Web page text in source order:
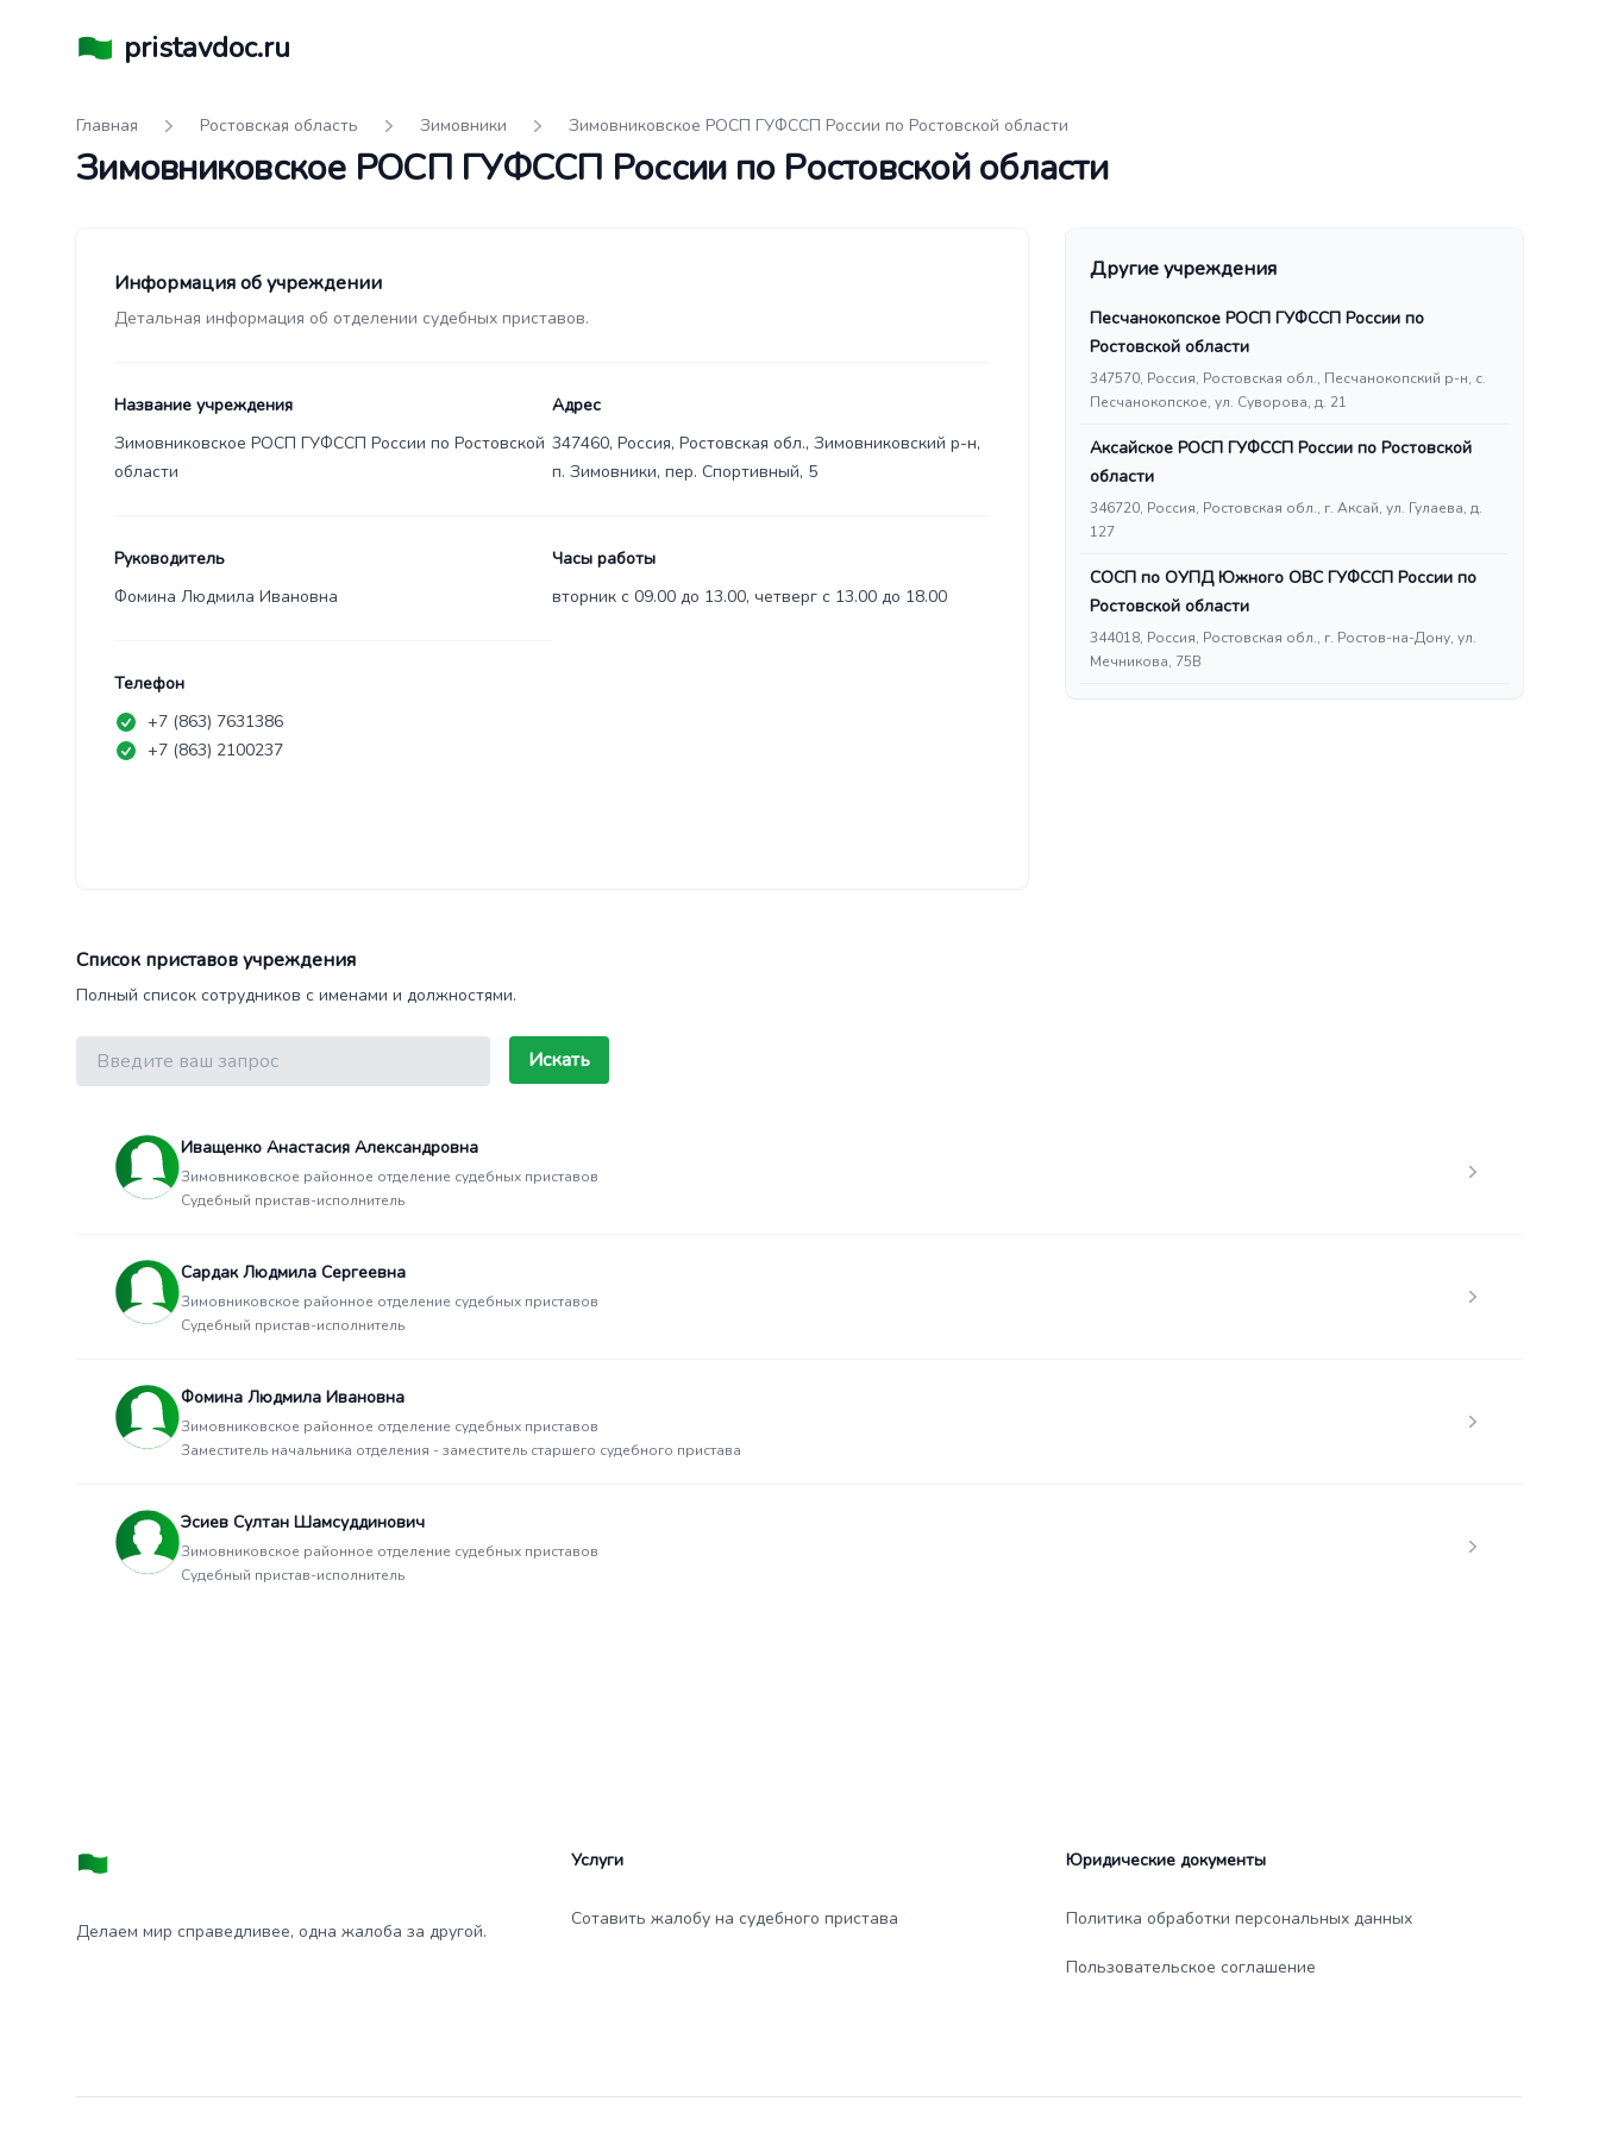
pristavdoc.ru
Главная Ростовская область Зимовники Зимовниковское РОСП ГУФССП России по Ростовской области
Зимовниковское РОСП ГУФССП России по Ростовской области
Информация об учреждении
Детальная информация об отделении судебных приставов.
Название учреждения
Зимовниковское РОСП ГУФССП России по Ростовской
области
Адрес
347460, Россия, Ростовская обл., Зимовниковский р-н,
п. Зимовники, пер. Спортивный, 5
Руководитель
Фомина Людмила Ивановна
Часы работы
вторник с 09.00 до 13.00, четверг с 13.00 до 18.00
Телефон
+7 (863) 7631386
+7 (863) 2100237
Другие учреждения
Песчанокопское РОСП ГУФССП России по
Ростовской области
347570, Россия, Ростовская обл., Песчанокопский р-н, с.
Песчанокопское, ул. Суворова, д. 21
Аксайское РОСП ГУФССП России по Ростовской
области
346720, Россия, Ростовская обл., г. Аксай, ул. Гулаева, д.
127
СОСП по ОУПД Южного ОВС ГУФССП России по
Ростовской области
344018, Россия, Ростовская обл., г. Ростов-на-Дону, ул.
Мечникова, 75В
Список приставов учреждения
Полный список сотрудников с именами и должностями.
Поиск Искать
Иващенко Анастасия Александровна
Зимовниковское районное отделение судебных приставов
Судебный пристав-исполнитель
Сардак Людмила Сергеевна
Зимовниковское районное отделение судебных приставов
Судебный пристав-исполнитель
Фомина Людмила Ивановна
Зимовниковское районное отделение судебных приставов
Заместитель начальника отделения - заместитель старшего судебного пристава
Эсиев Султан Шамсуддинович
Зимовниковское районное отделение судебных приставов
Судебный пристав-исполнитель
Делаем мир справедливее, одна жалоба за другой.
Услуги
Сотавить жалобу на судебного пристава
Юридические документы
Политика обработки персональных данных
Пользовательское соглашение